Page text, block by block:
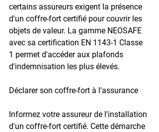
certains assureurs exigent la présence
d'un coffre-fort certifié pour couvrir les
objets de valeur. La gamme NEOSAFE
avec sa certification EN 1143-1 Classe
1 permet d'accéder aux plafonds
d'indemnisation les plus élevés.
Déclarer son coffre-fort à l'assurance
Informez votre assureur de l'installation
d'un coffre-fort certifié. Cette démarche